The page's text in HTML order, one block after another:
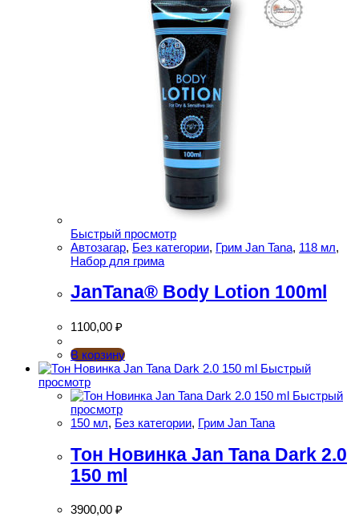
Быстрый просмотр
Автозагар, Без категории, Грим Jan Tana, 118 мл,
Набор для грима
JanTana® Body Lotion 100ml
1100,00 ₽
В корзину
Быстрый
просмотр
Быстрый
просмотр
150 мл, Без категории, Грим Jan Tana
Тон Новинка Jan Tana Dark 2.0
150 ml
3900,00 ₽